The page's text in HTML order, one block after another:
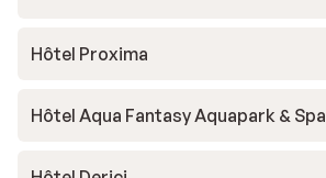
Hôtel Proxima
Hôtel Aqua Fantasy Aquapark & Spa